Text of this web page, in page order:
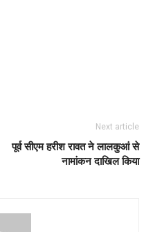
Next article
पूर्व सीएम हरीश रावत ने लालकुआं से
नामांकन दाखिल किया